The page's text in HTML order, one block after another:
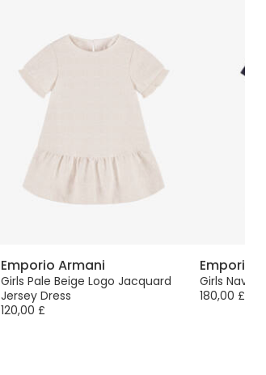
Emporio Armani
Girls Pale Beige Logo Jacquard
Jersey Dress
120,00 £
Emporio
Girls Navy
180,00 £